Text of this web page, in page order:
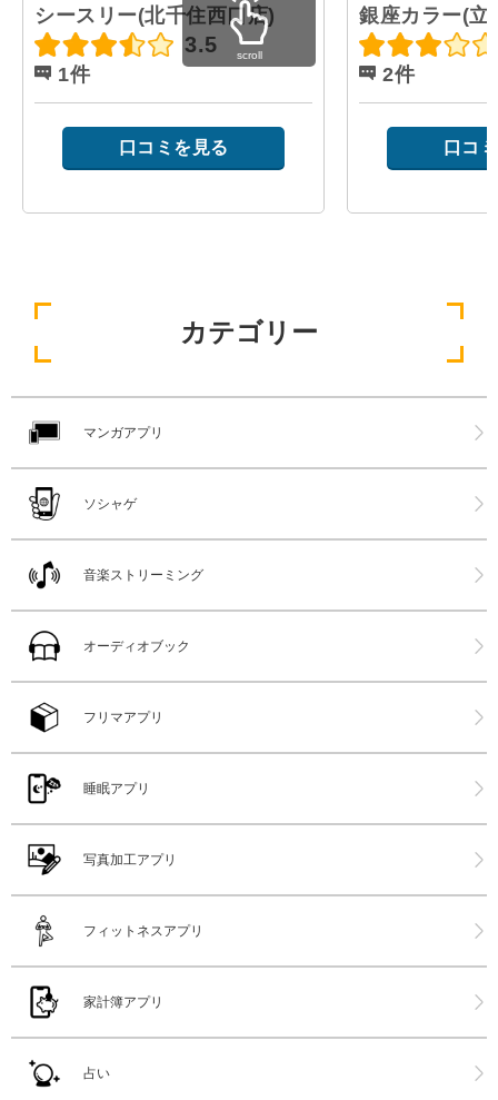
シースリー(北千住西口店)
3.5
1件
口コミを見る
銀座カラー(立
2件
口コ
scroll
カテゴリー
マンガアプリ
ソシャゲ
音楽ストリーミング
オーディオブック
フリマアプリ
睡眠アプリ
写真加工アプリ
フィットネスアプリ
家計簿アプリ
占い